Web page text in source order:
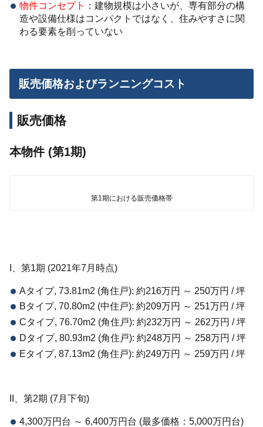
物件コンセプト
：建物規模は小さいが、専有部分の構
造や設備仕様はコンパクトではなく、住みやすさに関
わる要素を削っていない
販売価格およびランニングコスト
販売価格
本物件 (第1期)
第1期における販売価格帯
I、第1期 (2021年7月時点)
Aタイプ, 73.81m2 (角住戸): 約216万円 ～ 250万円 / 坪
Bタイプ, 70.80m2 (中住戸): 約209万円 ～ 251万円 / 坪
Cタイプ, 76.70m2 (角住戸): 約232万円 ～ 262万円 / 坪
Dタイプ, 80.93m2 (角住戸): 約248万円 ～ 258万円 / 坪
Eタイプ, 87.13m2 (角住戸): 約249万円 ～ 259万円 / 坪
II、第2期 (7月下旬)
4,300万円台 ～ 6,400万円台 (最多価格：5,000万円台)